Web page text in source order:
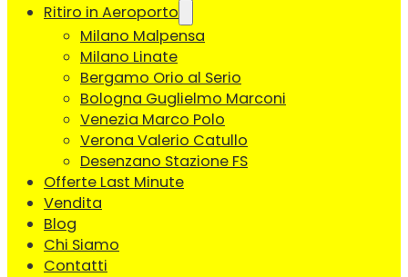
Ritiro in Aeroporto
Milano Malpensa
Milano Linate
Bergamo Orio al Serio
Bologna Guglielmo Marconi
Venezia Marco Polo
Verona Valerio Catullo
Desenzano Stazione FS
Offerte Last Minute
Vendita
Blog
Chi Siamo
Contatti